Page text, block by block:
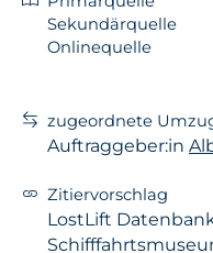
Sekundärquelle
Onlinequelle
zugeordnete
Auftraggeber:in
Zitiervorschlag
LostLift